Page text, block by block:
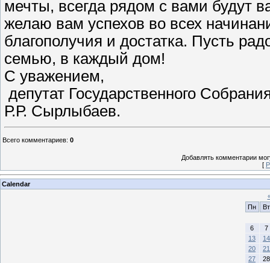
мечты, всегда рядом с вами будут
желаю вам успехов во всех
благополучия и достатка. Пусть
семью, в каждый дом!
С уважением,
депутат Государственного
Р.Р. Сырлыбаев.
Всего комментариев: 0
Добавлять комментарии
[
Calendar
Пн
Вт
6
7
13
14
20
21
27
28